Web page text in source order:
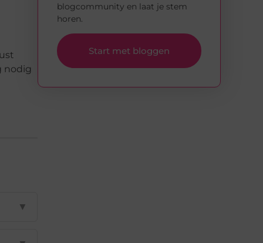
nodig
▼
blogcommunity en laat je stem
horen.
Start met bloggen